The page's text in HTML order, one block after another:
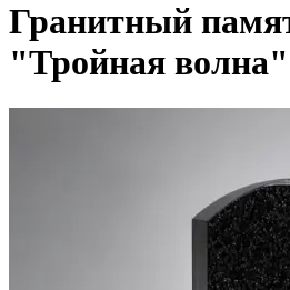
Гранитный
"Тройная волна"